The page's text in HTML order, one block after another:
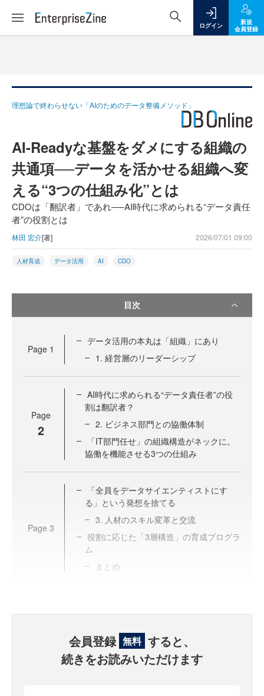
ログイン
新規
会員登録
理想論で終わらせない「AIのためのデータ整備メソッド」
AI-Readyな基盤をダメにする組織の
共通項──データを活かせる組織へ変
える“3つの仕組み化”とは
CDOは「翻訳者」であれ──AI時代に求められる“データ責任
者”の役割とは
林田 宏介[著] 2026/07/01 09:00
人材育成 データ活用 AI CDO
目次
Page 1
データ活用の本丸は「組織」にあり
1. 経営層のリーダーシップ
Page
2
AI時代に求められる“データ責任者”の役
割は翻訳者？
2. ビジネス部門との協働体制
「IT部門任せ」の組織構造がネックに。
協働を機能させる3つの仕組み
Page 3
「全員をデータサイエンティストにす
る」という発想を捨てる
3. 人材のスキル変革と交流
役割に応じた「3層構造」の育成プログラ
ム
まとめ
会員登録 無料 すると、
続きをお読みいただけます